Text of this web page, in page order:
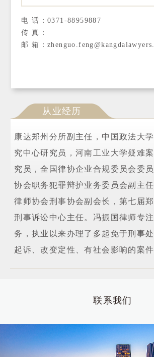
电 话：0371-88959887
传 真：
邮 箱：
从业经历
康达郑州分所副主任，中国政法大
究中心研究员，河南工业大学疑难
究员，全国律协企业合规委员会委
协会职务犯罪辩护业务委员会副主
律师协会刑事协会副会长，第七届
刑事诉讼中心主任。冯振国律师专
务，执业以来办理了多起免于刑事
起诉、改变定性、有社会影响的案件
联系我们